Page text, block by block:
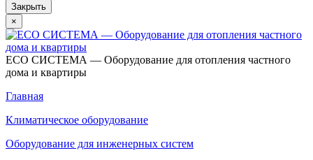
Закрыть
×
ECO СИСТЕМА — Оборудование для отопления частного
дома и квартиры
Главная
Климатическое оборудование
Оборудование для инженерных систем